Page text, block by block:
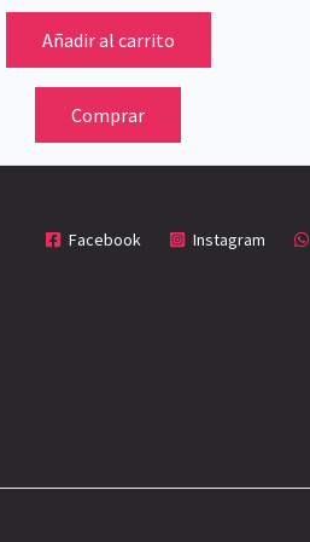
Añadir al carrito
Comprar
Facebook Instagram